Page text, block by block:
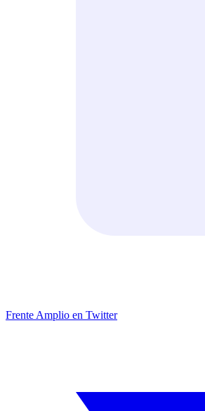
Frente Amplio en Twitter